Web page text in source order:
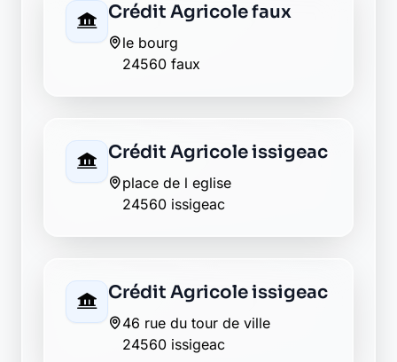
Crédit Agricole faux
le bourg
24560 faux
Crédit Agricole issigeac
place de l eglise
24560 issigeac
Crédit Agricole issigeac
46 rue du tour de ville
24560 issigeac